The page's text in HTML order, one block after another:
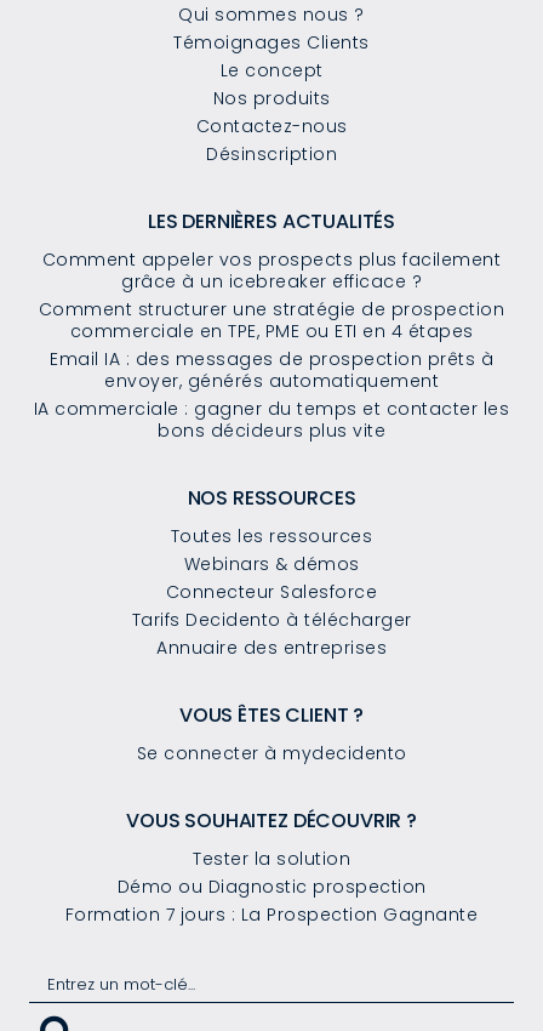
Qui sommes nous ?
Témoignages Clients
Le concept
Nos produits
Contactez-nous
Désinscription
LES DERNIÈRES ACTUALITÉS
Comment appeler vos prospects plus facilement
grâce à un icebreaker efficace ?
Comment structurer une stratégie de prospection
commerciale en TPE, PME ou ETI en 4 étapes
Email IA : des messages de prospection prêts à
envoyer, générés automatiquement
IA commerciale : gagner du temps et contacter les
bons décideurs plus vite
NOS RESSOURCES
Toutes les ressources
Webinars & démos
Connecteur Salesforce
Tarifs Decidento à télécharger
Annuaire des entreprises
VOUS ÊTES CLIENT ?
Se connecter à mydecidento
VOUS SOUHAITEZ DÉCOUVRIR ?
Tester la solution
Démo ou Diagnostic prospection
Formation 7 jours : La Prospection Gagnante